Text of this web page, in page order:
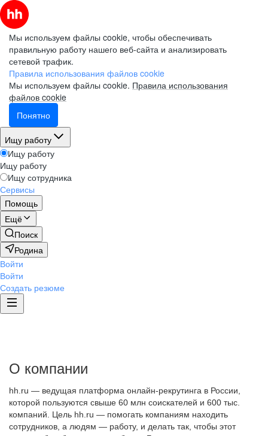
Мы используем файлы cookie, чтобы обеспечивать
правильную работу нашего веб-сайта и анализировать
сетевой трафик.
Правила использования файлов cookie
Мы используем файлы cookie. Правила использования
файлов cookie
Понятно
Ищу работу
Ищу работу
Ищу работу
Ищу сотрудника
Сервисы
Помощь
Ещё
Поиск
Родина
Войти
Войти
Создать резюме
О компании
hh.ru — ведущая платформа онлайн-рекрутинга в России,
которой пользуются свыше 60 млн соискателей и 600 тыс.
компаний. Цель hh.ru — помогать компаниям находить
сотрудников, а людям — работу, и делать так, чтобы этот